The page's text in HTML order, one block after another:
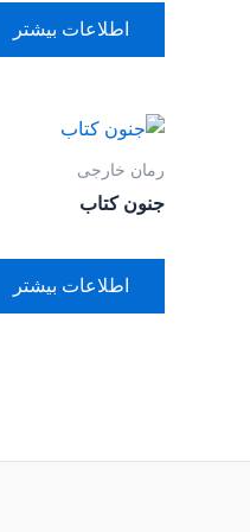
اطلاعات بیشتر
رمان خارجی
جنون کتاب
اطلاعات بیشتر